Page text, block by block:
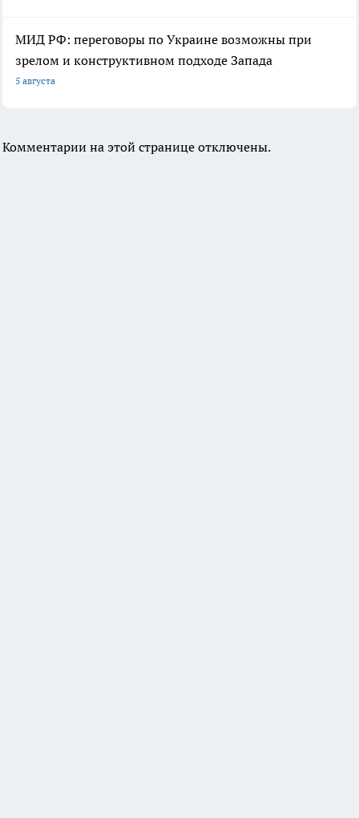
МИД РФ: переговоры по Украине возможны при
зрелом и конструктивном подходе Запада
5 августа
Комментарии на этой странице отключены.